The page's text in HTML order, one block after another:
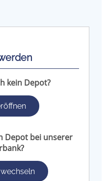
kein Depot?
Depot bei unserer